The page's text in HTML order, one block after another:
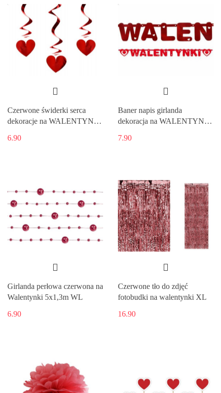
Czerwone świderki serca
dekoracje na WALENTYNKI
6.90
Baner napis girlanda
dekoracja na WALENTYNKI
7.90
Girlanda perłowa czerwona na
Walentynki 5x1,3m WL
6.90
Czerwone tło do zdjęć
fotobudki na walentynki XL
16.90